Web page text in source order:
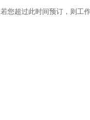
您超过此时间预订，则